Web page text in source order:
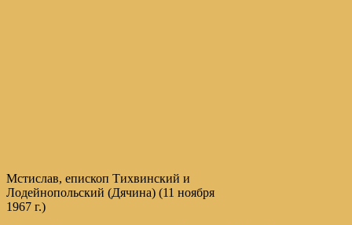
Мстислав, епископ Тихвинский и
Лодейнопольский (Дячина) (11 ноября
1967 г.)